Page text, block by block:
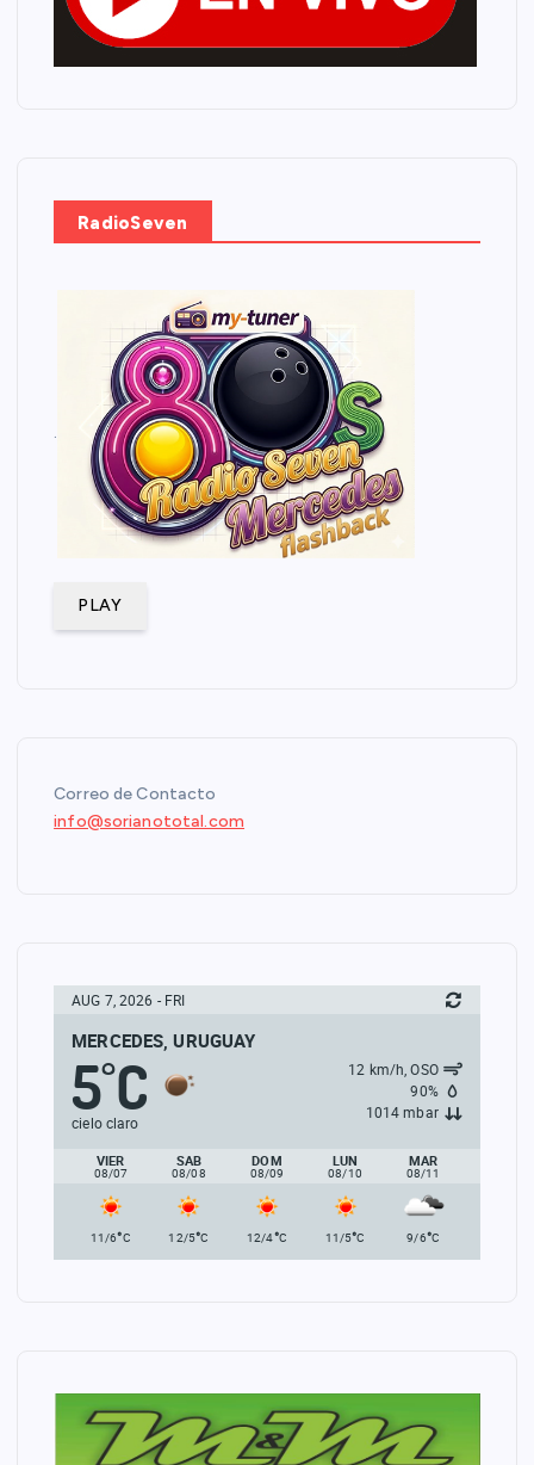
RadioSeven
PLAY
Correo de Contacto
info@sorianototal.com
AUG 7, 2026 - FRI
MERCEDES, URUGUAY
5°C
cielo claro
12 km/h, OSO
90%
1014 mbar
VIER
08/07
SAB
08/08
DOM
08/09
LUN
08/10
MAR
08/11
11/6°C 12/5°C 12/4°C 11/5°C 9/6°C